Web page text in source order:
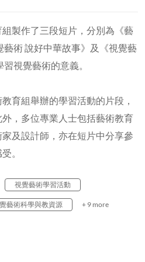
製作了三段短片，分別為《藝
術 說好中華故事》及《視覺藝
視覺藝術的意義。
育組舉辦的學習活動的片段，
，多位專業人士包括藝術教育
及設計師，亦在短片中分享參
。
視覺藝術學習活動
藝術科學與教資源 + 9 more